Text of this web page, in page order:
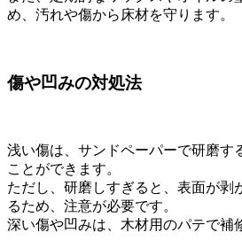
め、汚れや傷から床材を守ります。
傷や凹みの対処法
浅い傷は、サンドペーパーで研磨す
ことができます。
ただし、研磨しすぎると、表面が剥
るため、注意が必要です。
深い傷や凹みは、木材用のパテで補